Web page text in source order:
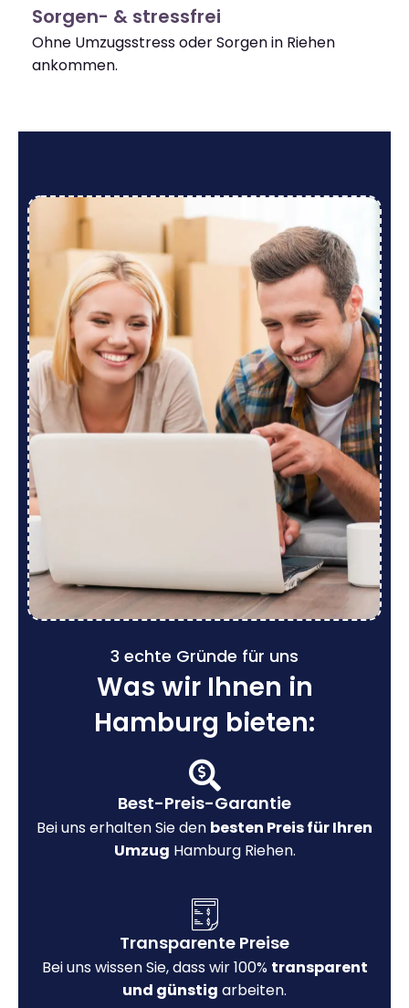
Sorgen- & stressfrei
Ohne Umzugsstress oder Sorgen in Riehen
ankommen.
3 echte Gründe für uns
Was wir Ihnen in
Hamburg bieten:
Best-Preis-Garantie
Bei uns erhalten Sie den besten Preis für Ihren
Umzug Hamburg Riehen.
Transparente Preise
Bei uns wissen Sie, dass wir 100% transparent
und günstig arbeiten.